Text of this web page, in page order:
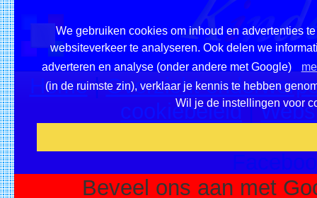
We gebruiken cookies om inhoud en advertenties
websiteverkeer te analyseren. Ook delen we
adverteren en analyse (onder andere met Google)
(in de ruimste zin), verklaar je kennis te hebben
Wil je de instellingen voor
Home|Overzicht
cookiebeleid|
Beveel ons aan met